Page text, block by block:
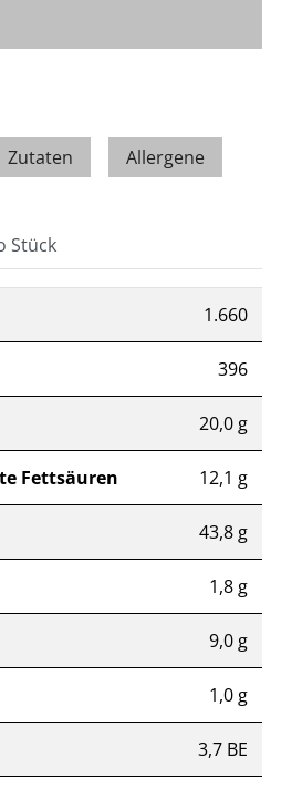
Zutaten Allergene
Stück
1.660
396
20,0 g
Fettsäuren 12,1 g
43,8 g
1,8 g
9,0 g
1,0 g
3,7 BE